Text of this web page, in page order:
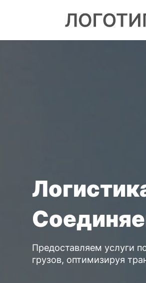
Предоставляем услуги
грузов, оптимизируя